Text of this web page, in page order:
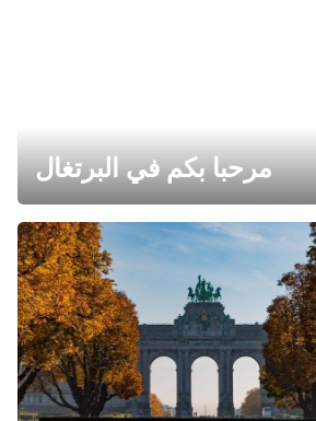
مرحبا بكم في البرتغال